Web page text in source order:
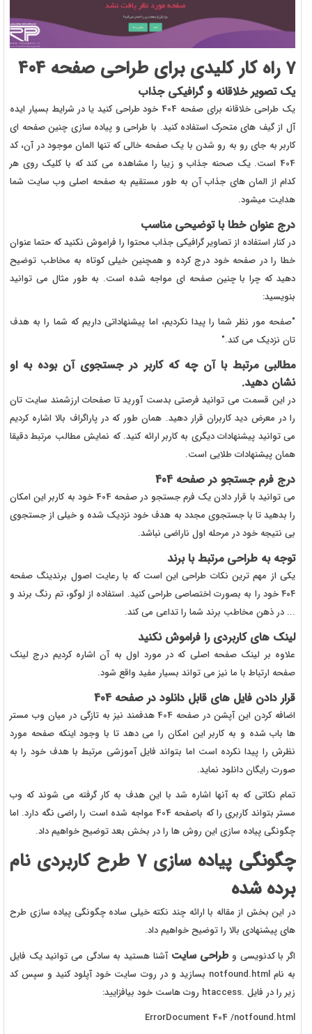
7 راه کار کلیدی برای طراحی صفحه 404
یک تصویر خلاقانه و گرافیکی جذاب
یک طراحی خلاقانه برای صفحه 404 خود طراحی کنید یا در شرایط بسیار ایده
آل از گیف های متحرک استفاده کنید. با طراحی و پیاده سازی چنین صفحه ای
کاربر به جای رو به رو شدن با یک صفحه خالی که تنها المان موجود در آن، کد
404 است. یک صحنه جذاب و زیبا را مشاهده می کند که با کلیک روی هر
کدام از المان های جذاب آن به طور مستقیم به صفحه اصلی وب سایت شما
هدایت میشود.
درج عنوان خطا با توضیحی مناسب
در کنار استفاده از تصاویر گرافیکی جذاب محتوا را فراموش نکنید که حتما عنوان
خطا را در صفحه خود درج کرده و همچنین خیلی کوتاه به مخاطب توضیح
دهید که چرا با چنین صفحه ای مواجه شده است. به طور مثال می توانید
بنویسید:
"صفحه مور نظر شما را پیدا نکردیم، اما پیشنهاداتی داریم که شما را به هدف
تان نزدیک می کند."
مطالبی مرتبط با آن چه که کاربر در جستجوی آن بوده به او
نشان دهید.
در این قسمت می توانید فرصتی بدست آورید تا صفحات ارزشمند سایت تان
را در معرض دید کاربران قرار دهید. همان طور که در پاراگراف بالا اشاره کردیم
می توانید پیشنهادات دیگری به کاربر ارائه کنید. که نمایش مطالب مرتبط دقیقا
همان پیشنهادات طلایی است.
درج فرم جستجو در صفحه 404
می توانید با قرار دادن یک فرم جستجو در صفحه 404 خود به کاربر این امکان
را بدهید تا با جستجوی مجدد به هدف خود نزدیک شده و خیلی از جستجوی
بی نتیجه خود در مرحله اول ناراضی نباشد.
توجه به طراحی مرتبط با برند
یکی از مهم ترین نکات طراحی این است که با رعایت اصول برندینگ صفحه
۴۰۴ خود را به بصورت اختصاصی طراحی کنید. استفاده از لوگو، تم رنگ برند و
... در ذهن مخاطب برند شما را تداعی می کند.
لینک های کاربردی را فراموش نکنید
علاوه بر لینک صفحه اصلی که در مورد اول به آن اشاره کردیم درج لینک
صفحه ارتباط با ما نیز می تواند بسیار مفید واقع شود.
قرار دادن فایل های قابل دانلود در صفحه 404
اضافه کردن این آپشن در صفحه 404 هدفمند نیز به تازگی در میان وب مستر
ها باب شده و به کاربر این امکان را می دهد تا با وجود اینکه صفحه مورد
نظرش را پیدا نکرده است اما بتواند فایل آموزشی مرتبط با هدف خود را به
صورت رایگان دانلود نماید.
تمام نکاتی که به آنها اشاره شد با این هدف به کار گرفته می شوند که وب
مستر بتواند کاربری را که باصفحه 404 مواجه شده است را راضی نگه دارد. اما
چگونگی پیاده سازی این روش ها را در بخش بعد توضیح خواهیم داد.
چگونگی پیاده سازی 7 طرح کاربردی نام
برده شده
در این بخش از مقاله با ارائه چند نکته خیلی ساده چگونگی پیاده سازی طرح
های پیشنهادی بالا را توضیح خواهیم داد.
اگر با کدنویسی وطراحی سایت آشنا هستید به سادگی می توانید یک فایل
به نام notfound.html بسازید و در روت سایت خود آپلود کنید و سپس کد
زیر را در فایل .htaccess روت هاست خود بیافزایید:
ErrorDocument 404 /notfound.html